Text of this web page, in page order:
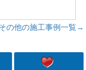
の他の施工事例一覧→